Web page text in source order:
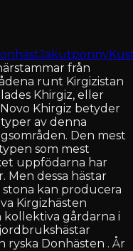
Jakutponny
från
runt Kirgizistan
Khirgiz, eller
Khirgiz betyder
av denna
Den mest
som mest
uppfödarna har
Men dessa hästar
kan producera
Kirgizhästen
kollektiva gårdarna i
ryska Donhästen . År